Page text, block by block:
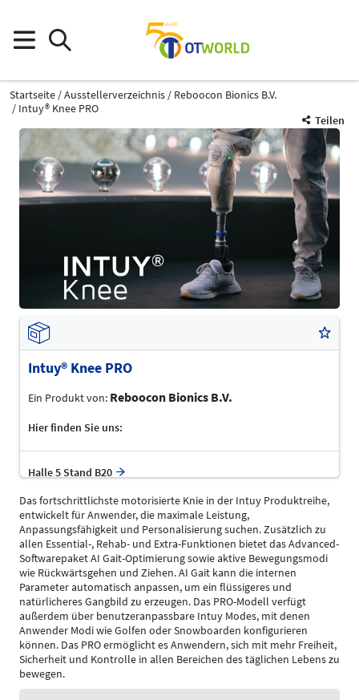
Startseite Ausstellerverzeichnis
Reboocon Bionics B.V.
Intuy® Knee PRO
Teilen
Intuy® Knee PRO
Ein Produkt von: Reboocon Bionics B.V.
Hier finden Sie uns:
Halle 5 Stand B20
Das fortschrittlichste motorisierte Knie in der Intuy Produktreihe,
entwickelt für Anwender, die maximale Leistung,
Anpassungsfähigkeit und Personalisierung suchen. Zusätzlich zu
allen Essential-, Rehab- und Extra-Funktionen bietet das Advanced-
Softwarepaket AI Gait-Optimierung sowie aktive Bewegungsmodi
wie Rückwärtsgehen und Ziehen. AI Gait kann die internen
Parameter automatisch anpassen, um ein flüssigeres und
natürlicheres Gangbild zu erzeugen. Das PRO-Modell verfügt
außerdem über benutzeranpassbare Intuy Modes, mit denen
Anwender Modi wie Golfen oder Snowboarden konfigurieren
können. Das PRO ermöglicht es Anwendern, sich mit mehr Freiheit,
Sicherheit und Kontrolle in allen Bereichen des täglichen Lebens zu
bewegen.